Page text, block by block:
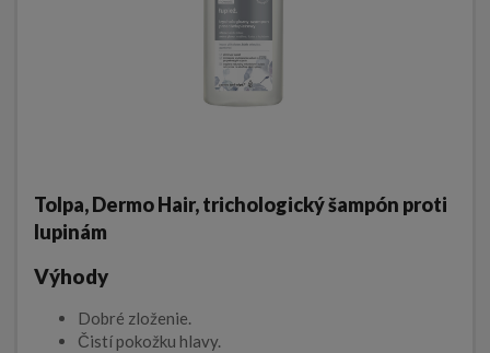
Tolpa, Dermo Hair, trichologický šampón proti
lupinám
Výhody
Dobré zloženie.
Čistí pokožku hlavy.